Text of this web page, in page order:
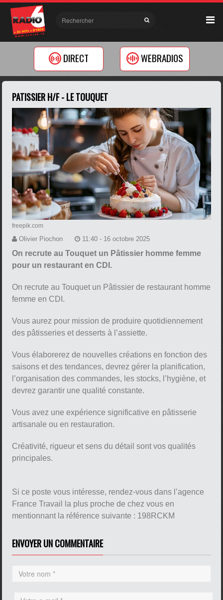
DIRECT WEBRADIOS
PATISSIER H/F - LE TOUQUET
freepik.com
Olivier Piochon 11:40 - 16 octobre 2025
On recrute au Touquet un Pâtissier homme femme
pour un restaurant en CDI.
On recrute au Touquet un Pâtissier de restaurant homme
femme en CDI.
Vous aurez pour mission de produire quotidiennement
des pâtisseries et desserts à l’assiette.
Vous élaborerez de nouvelles créations en fonction des
saisons et des tendances, devrez gérer la planification,
l’organisation des commandes, les stocks, l’hygiène, et
devrez garantir une qualité constante.
Vous avez une expérience significative en pâtisserie
artisanale ou en restauration.
Créativité, rigueur et sens du détail sont vos qualités
principales.
Si ce poste vous intéresse, rendez-vous dans l’agence
France Travail la plus proche de chez vous en
mentionnant la référence suivante : 198RCKM
ENVOYER UN COMMENTAIRE